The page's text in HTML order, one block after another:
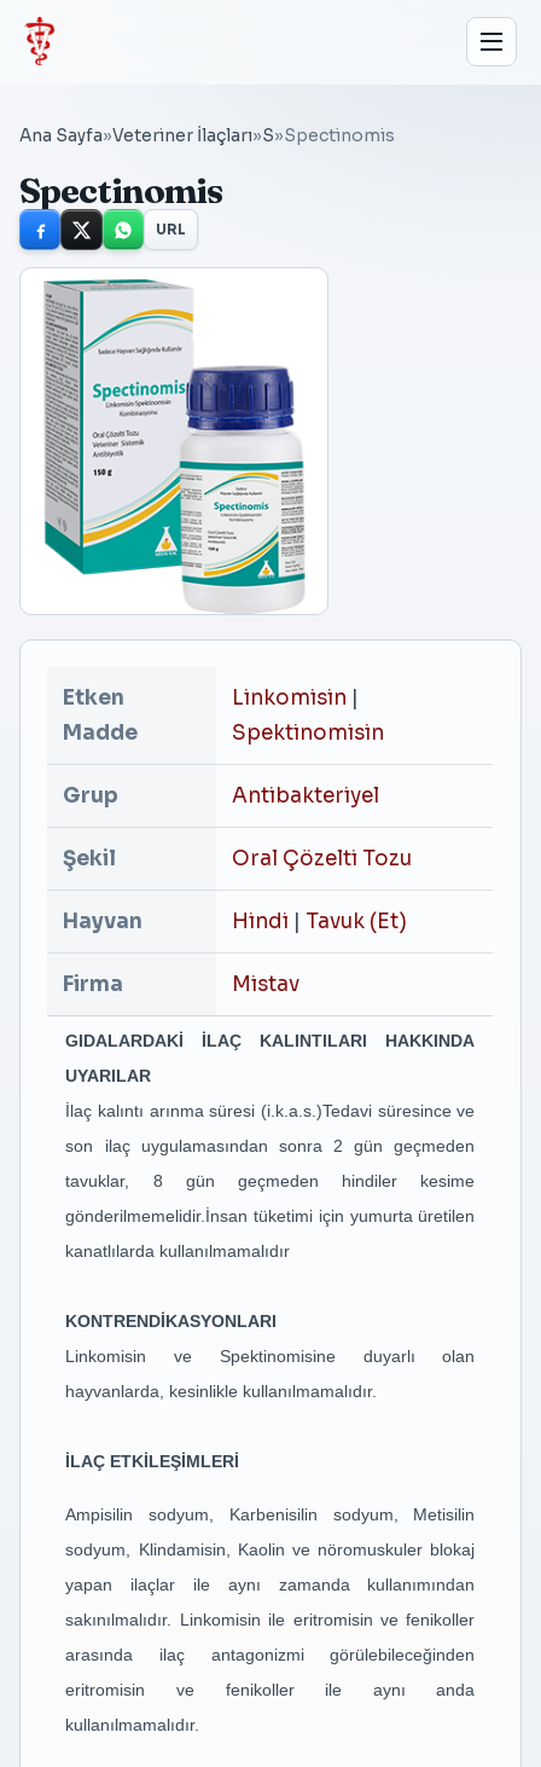
Ana Sayfa»Veteriner İlaçları»S»Spectinomis
Spectinomis
URL
Etken
Madde
Linkomisin
Spektinomisin
Grup Antibakteriyel
Şekil Oral Çözelti Tozu
Hayvan Hindi Tavuk (Et)
Firma Mistav
GIDALARDAKİ İLAÇ KALINTILARI HAKKINDA
UYARILAR
İlaç kalıntı arınma süresi (i.k.a.s.)Tedavi süresince ve
son ilaç uygulamasından sonra 2 gün geçmeden
tavuklar, 8 gün geçmeden hindiler kesime
gönderilmemelidir.İnsan tüketimi için yumurta üretilen
kanatlılarda kullanılmamalıdır
KONTRENDİKASYONLARI
Linkomisin ve Spektinomisine duyarlı olan
hayvanlarda, kesinlikle kullanılmamalıdır.
İLAÇ ETKİLEŞİMLERİ
Ampisilin sodyum, Karbenisilin sodyum, Metisilin
sodyum, Klindamisin, Kaolin ve nöromuskuler blokaj
yapan ilaçlar ile aynı zamanda kullanımından
sakınılmalıdır. Linkomisin ile eritromisin ve fenikoller
arasında ilaç antagonizmi görülebileceğinden
eritromisin ve fenikoller ile aynı anda
kullanılmamalıdır.